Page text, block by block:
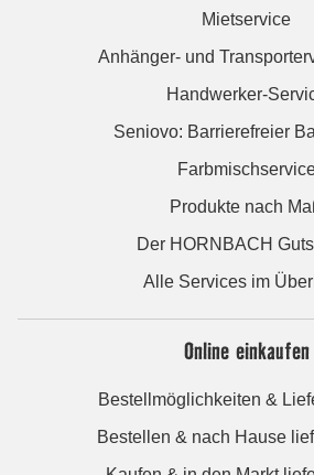
Mietservice
Anhänger- und
Handwerker-
Seniovo: Barrierefreier
Produkte nach
Der HORNBACH
Alle Services im
Online einkaufen
Bestellmöglichkeiten &
Bestellen & nach Hause